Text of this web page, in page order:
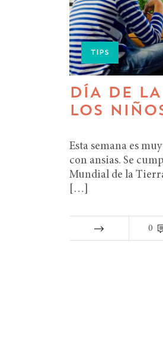
TIPS
DÍA DE LA
LOS
Esta semana es
con ansias. Se
Mundial de la
[…]
0